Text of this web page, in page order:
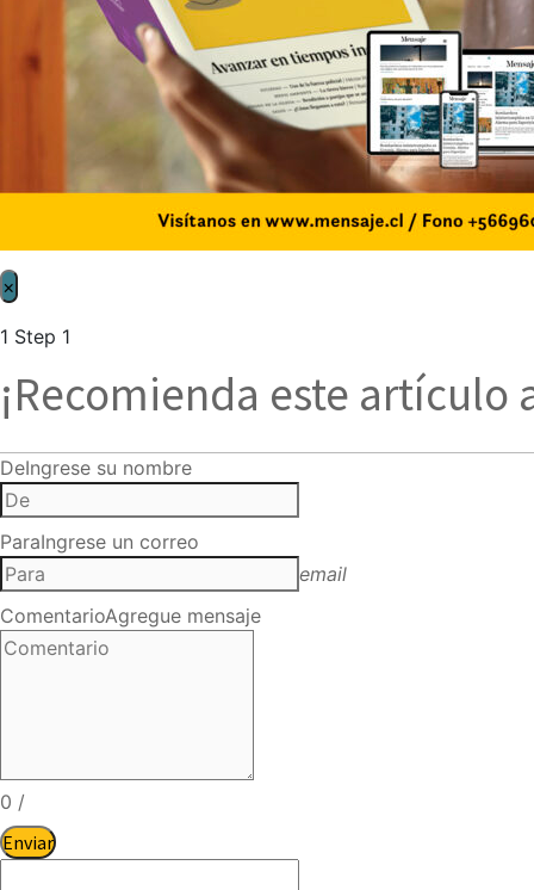
×
1 Step 1
¡Recomienda este artículo
DeIngrese su nombre
ParaIngrese un correo
email
ComentarioAgregue mensaje
0 /
Enviar